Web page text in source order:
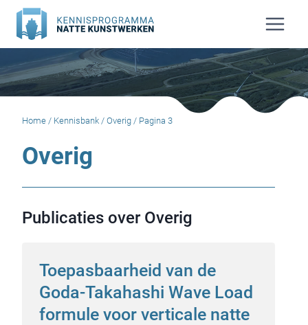
Doorgaan
naar
inhoud
Home / Kennisbank / Overig / Pagina 3
Overig
Publicaties over Overig
Toepasbaarheid van de
Goda-Takahashi Wave Load
formule voor verticale natte